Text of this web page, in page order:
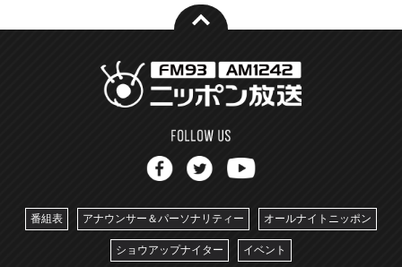
番組表 アナウンサー＆パーソナリティー オールナイトニッポン
ショウアップナイター イベント